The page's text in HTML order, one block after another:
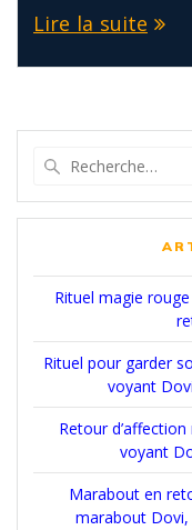
Lire la suite
Rituel magie
Rituel pour garder
voyant
Retour
voyant
Marabout en
marabout Dovi,